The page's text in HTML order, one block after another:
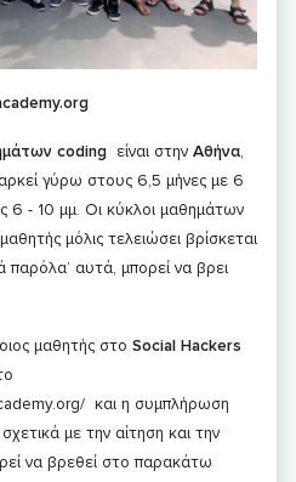
coding είναι στην Αθήνα,
γύρω στους 6,5 μήνες με 6
6 - 10 μμ. Οι κύκλοι μαθημάτων
μόλις τελειώσει βρίσκεται
αυτά, μπορεί να βρει
μαθητής στο Social Hackers
και η συμπλήρωση
με την αίτηση και την
να βρεθεί στο παρακάτω